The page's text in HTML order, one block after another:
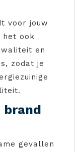
voor jouw
het ook
en
zodat je
brand
gevallen